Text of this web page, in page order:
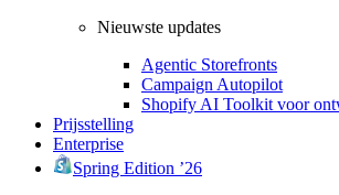
Nieuwste updates
Agentic Storefronts
Campaign Autopilot
Shopify AI Toolkit voor
Prijsstelling
Enterprise
Spring Edition ’26